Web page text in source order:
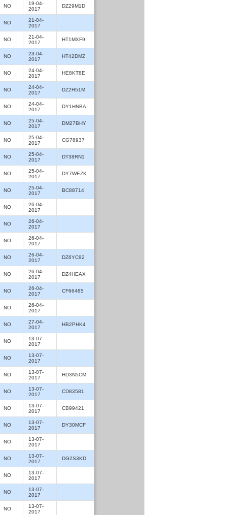
NO
19-04-
2017
DZ29M1D
NO
21-04-
2017
NO
21-04-
2017
HT1MXF9
NO
23-04-
2017
HT42DMZ
NO
24-04-
2017
HE8KT8E
NO
24-04-
2017
DZ2H51M
NO
24-04-
2017
DY1HNBA
NO
25-04-
2017
DM27BHY
NO
25-04-
2017
CG78937
NO
25-04-
2017
DT38RN1
NO
25-04-
2017
DY7WEZK
NO
25-04-
2017
BC88714
NO
26-04-
2017
NO
26-04-
2017
NO
26-04-
2017
NO
26-04-
2017
DZ6YC92
NO
26-04-
2017
DZ4HEAX
NO
26-04-
2017
CF66485
NO
26-04-
2017
NO
27-04-
2017
HB2PHK4
NO
13-07-
2017
NO
13-07-
2017
NO
13-07-
2017
HD3N5CM
NO
13-07-
2017
CD83581
NO
13-07-
2017
CB99421
NO
13-07-
2017
DY30MCF
NO
13-07-
2017
NO
13-07-
2017
DG2S3KD
NO
13-07-
2017
NO
13-07-
2017
NO
13-07-
2017